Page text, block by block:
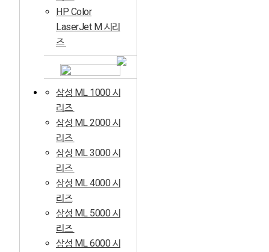
HP Color
LaserJet M 시리
즈
삼성 ML 1000 시
리즈
삼성 ML 2000 시
리즈
삼성 ML 3000 시
리즈
삼성 ML 4000 시
리즈
삼성 ML 5000 시
리즈
삼성 ML 6000 시